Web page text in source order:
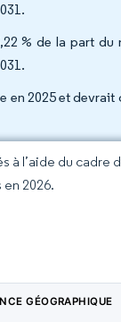
% de la part du
2025 et devrait
à l’aide du cadre
2026.
GÉOGRAPHIQUE